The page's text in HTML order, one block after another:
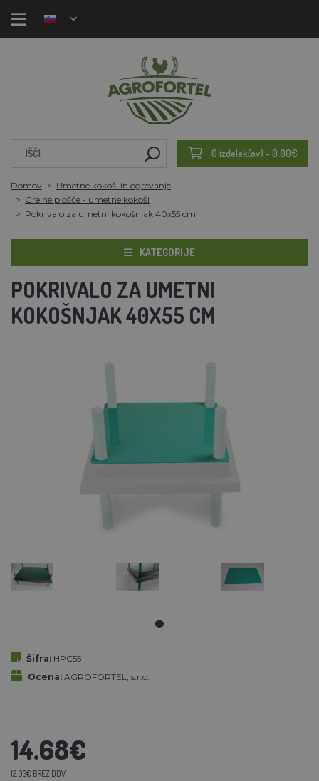
0 izdelek(ov) - 0.00€
Domov
Umetne kokoši in ogrevanje
Grelne plošče - umetne kokoši
Pokrivalo za umetni kokošnjak 40x55 cm
KATEGORIJE
POKRIVALO ZA UMETNI
KOKOŠNJAK 40X55 CM
Šifra: HPC55
Ocena: AGROFORTEL, s.r.o.
14.68€
12.03€ BREZ DDV